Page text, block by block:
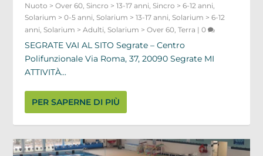
Nuoto > Over 60 ,Sincro > 13-17 anni ,Sincro > 6-12 anni
Solarium > 0-5 anni ,Solarium > 13-17 anni ,Solarium > 6-12
anni ,Solarium > Adulti ,Solarium > Over 60 ,Terra |0
SEGRATE VAI AL SITO Segrate – Centro
Polifunzionale Via Roma, 37, 20090 Segrate MI
ATTIVITÀ...
PER SAPERNE DI PIÙ